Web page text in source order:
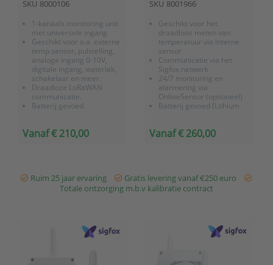
o.a. processignaal,
contact en puls
SKU 8000106
1-kanaals monitoring unit
met universele ingang
Geschikt voor o.a. externe
temp.sensor, pulstelling,
analoge ingang 0-10V,
digitale ingang, waterlek,
schakelaar en meer.
Draadloze LoRaWAN
communicatie.
Batterij gevoed.
IP67 voor outdoor gebruik.
Vanaf € 210,00
SKU 8001966
Geschikt voor het
draadloos meten van
temperatuur via interne
sensor
Communicatie via het
Sigfox netwerk
24/7 monitoring en
alarmering via
OnlineSensor (optioneel)
Batterij gevoed (Lithium
IP65
Vanaf € 260,00
Ruim 25 jaar ervaring
Gratis levering vanaf €250 euro
Totale ontzorging m.b.v kalibratie contract